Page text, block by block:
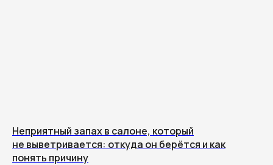
Неприятный запах в салоне, который
не выветривается: откуда он берётся и как
понять причину